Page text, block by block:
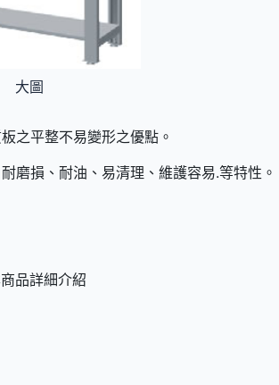
大圖
之平整不易變形之優點。
磨損、耐油、易清理、維護容易.等特性。
品詳細介紹